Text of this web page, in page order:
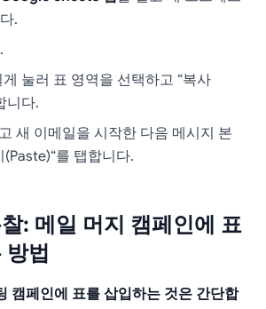
.
눌러 표 영역을 선택하고 “복사
니다.
새 이메일을 시작한 다음 메시지 본
(Paste)“를 탭합니다.
: 메일 머지 캠페인에 표
법
캠페인에 표를 삽입하는 것은 간단합